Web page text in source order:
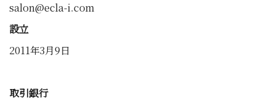
salon@ecla-i.com
設立
2011年3月9日
取引銀行